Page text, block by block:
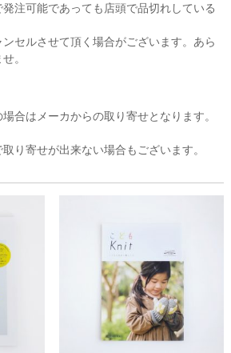
注可能であっても店頭で品切れしている
セルさせて頂く場合がございます。あら
。
合はメーカからの取り寄せとなります。
り寄せが出来ない場合もございます。